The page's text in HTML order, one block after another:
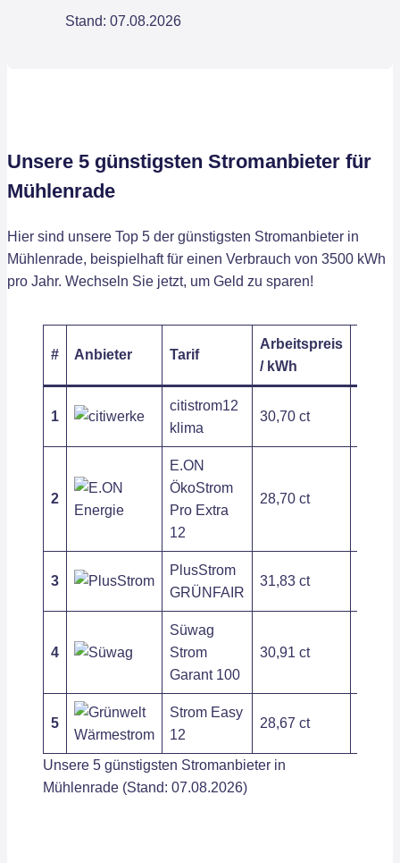
Stand: 07.08.2026
Unsere 5 günstigsten Stromanbieter für
Mühlenrade
Hier sind unsere Top 5 der günstigsten Stromanbieter in
Mühlenrade, beispielhaft für einen Verbrauch von 3500 kWh
pro Jahr. Wechseln Sie jetzt, um Geld zu sparen!
# Anbieter Tarif
Arbeitspreis
/ kWh
1
citistrom12
klima
30,70 ct
2
E.ON
ÖkoStrom
Pro Extra
12
28,70 ct
3
PlusStrom
GRÜNFAIR
31,83 ct
4
Süwag
Strom
Garant 100
30,91 ct
5
Strom Easy
12
28,67 ct
Unsere 5 günstigsten Stromanbieter in
Mühlenrade (Stand: 07.08.2026)